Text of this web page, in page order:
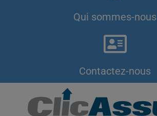
Qui sommes-nous
Contactez-nous